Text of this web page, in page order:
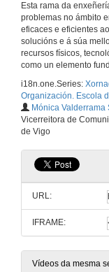
Esta rama da
problemas no ámbito
eficaces e eficientes
solucións e á súa
recursos físicos,
como un elemento
i18n.one.Series:
Organización. Escola
Mónica Valderrama
Vicerreitora de
de Vigo
URL:
IFRAME:
Vídeos da mesma